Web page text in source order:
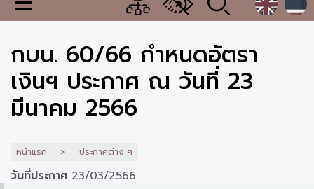
กองทุน
น้ำมัน
เชื้อ
เพลิง
เปลี่ยน
แสดง
ผล
กบน. 60/66 กำหนดอัตรา
เงินฯ ประกาศ ณ วันที่ 23
มีนาคม 2566
หน้าแรก ประกาศต่าง ๆ
วันที่ประกาศ 23/03/2566